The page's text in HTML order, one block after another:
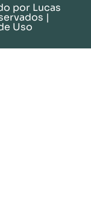
por Lucas
|
Uso